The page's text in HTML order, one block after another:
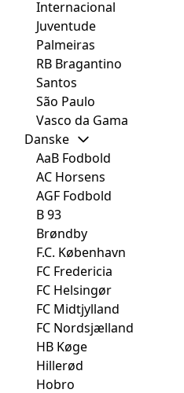
Internacional
Juventude
Palmeiras
RB Bragantino
Santos
São Paulo
Vasco da Gama
Danske
AaB Fodbold
AC Horsens
AGF Fodbold
B 93
Brøndby
F.C. København
FC Fredericia
FC Helsingør
FC Midtjylland
FC Nordsjælland
HB Køge
Hillerød
Hobro